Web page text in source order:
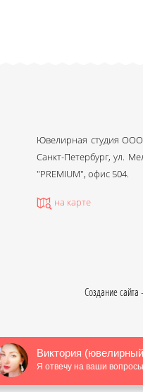
Ювелирная студия
Санкт-Петербург, ул.
"PREMIUM", офис 504.
на карте
Создание сайта
о стоимости,
Виктория
Я отвечу на ваши